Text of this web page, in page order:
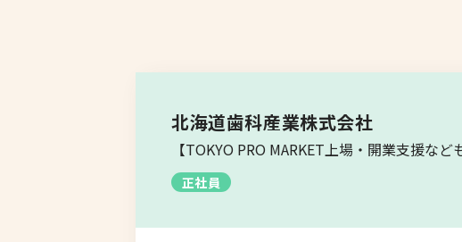
コンサルタント紹介
北海道へのU・Iターン向け転職情報
キャリアマップ
求人履歴はありません。
札幌市
北海道歯科産業株式会社
【TOKYO PRO MARKET上場・開業支援
正社員